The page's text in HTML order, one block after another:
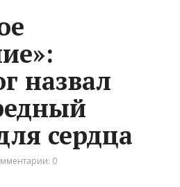
назвал
сердца
0